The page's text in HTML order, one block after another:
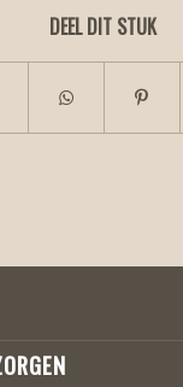
DEEL DIT STUK